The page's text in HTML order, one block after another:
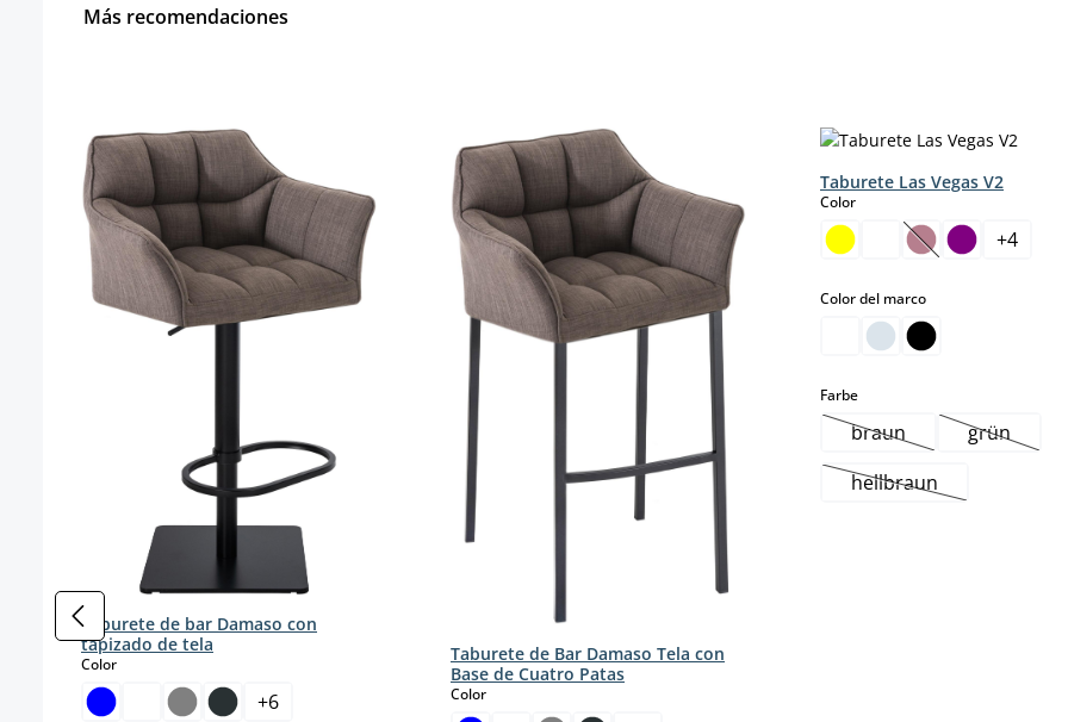
Más recomendaciones
Taburete de bar Damaso con
tapizado de tela
Colorselect
+6
Taburete de Bar Damaso Tela con
Base de Cuatro Patas
Colorselect
Taburete Las Vegas V2
Colorselect
(Esta opción no
+4
Color del marcoselect
Farbeselect
braun(Esta opción no está
grün(Esta
hellbraun(Esta opción no está